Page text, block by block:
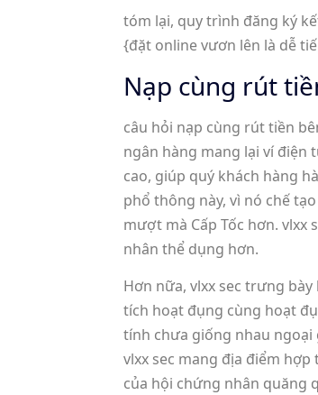
tóm lại, quy trình đăng ký
{đặt online vươn lên là dễ
Nạp cùng rút
câu hỏi nạp cùng rút tiền
ngân hàng mang lại ví điện
cao, giúp quý khách hàng
phổ thông này, vì nó chế
mượt mà Cấp Tốc hơn.
nhân thể dụng hơn.
Hơn nữa, vlxx sec trưng
tích hoạt đụng cùng hoạt
tính chưa giống nhau ngoại
vlxx sec mang địa điểm
của hội chứng nhân quăng